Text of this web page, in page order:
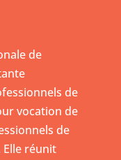
de
de
vocation de
de
Elle réunit